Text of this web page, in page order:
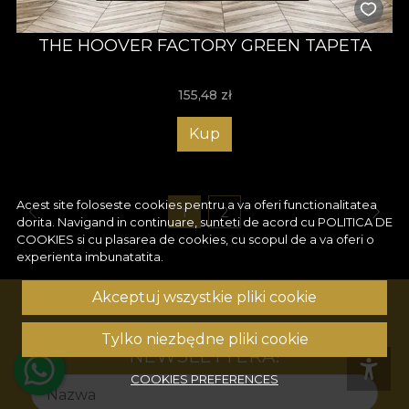
THE HOOVER FACTORY GREEN TAPETA
155,48 zł
Kup
1 2
Acest site foloseste cookies pentru a va oferi functionalitatea
dorita. Navigand in continuare, sunteti de acord cu POLITICA DE
COOKIES si cu plasarea de cookies, cu scopul de a va oferi o
experienta imbunatatita.
Akceptuj wszystkie pliki cookie
Tylko niezbędne pliki cookie
COOKIES PREFERENCES
ZAPISZ SIĘ DO NASZEGO
NEWSLETTERA!
Nazwa